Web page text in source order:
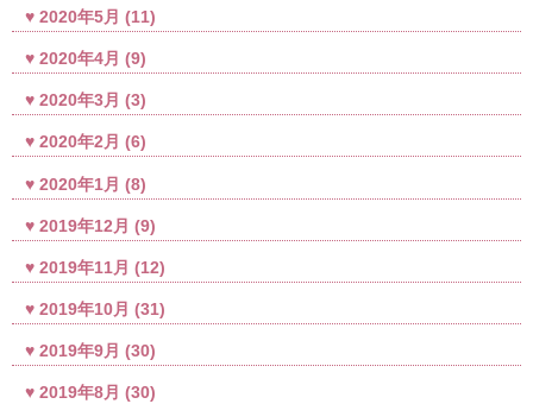
2020年5月 (11)
2020年4月 (9)
2020年3月 (3)
2020年2月 (6)
2020年1月 (8)
2019年12月 (9)
2019年11月 (12)
2019年10月 (31)
2019年9月 (30)
2019年8月 (30)